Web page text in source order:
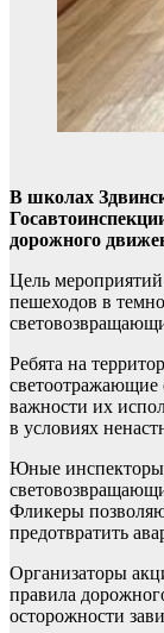
В школах
дорожного
Цель
пешеходов в
Ребята на
светоотражающие
важности их
в условиях
Юные
Фликеры
предотвратить
Организаторы
правила
осторожности